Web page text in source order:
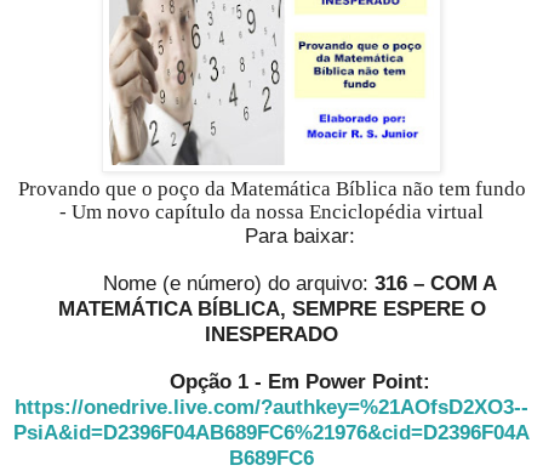
Provando que o poço da Matemática Bíblica não tem fundo
- Um novo capítulo da nossa Enciclopédia virtual
Para baixar:
Nome (e número) do arquivo:316 – COM A
MATEMÁTICA BÍBLICA, SEMPRE ESPERE O
INESPERADO
Opção 1 - Em Power Point:
https://onedrive.live.com/?authkey=%21AOfsD2XO3--
PsiA&id=D2396F04AB689FC6%21976&cid=D2396F04A
B689FC6